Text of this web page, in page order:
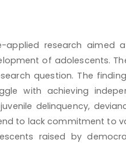
applied research
of adolescents.
question. The
with achieving
delinquency,
to lack commitment to
raised by